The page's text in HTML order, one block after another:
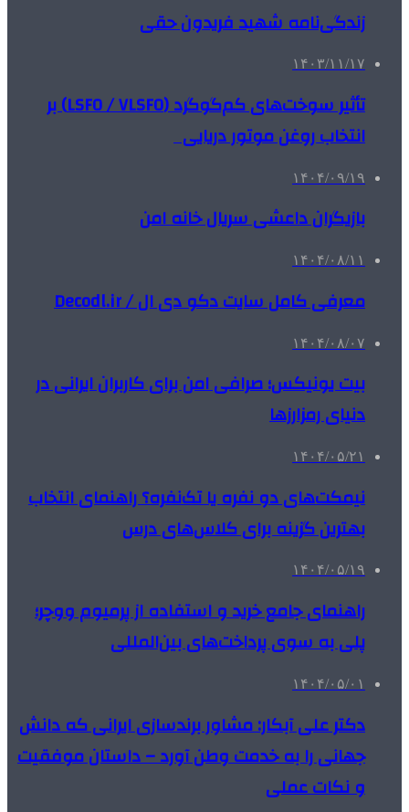
زندگی‌نامه شهید فریدون حقی
۱۴۰۳/۱۱/۱۷
تأثیر سوخت‌های کم‌گوگرد (LSFO / VLSFO) بر
انتخاب روغن موتور دریایی
۱۴۰۴/۰۹/۱۹
بازیگران داعشی سریال خانه امن
۱۴۰۴/۰۸/۱۱
معرفی کامل سایت دکو دی ال / Decodl.ir
۱۴۰۴/۰۸/۰۷
بیت یونیکس؛ صرافی امن برای کاربران ایرانی در
دنیای رمزارزها
۱۴۰۴/۰۵/۲۱
نیمکت‌های دو نفره یا تک‌نفره؟ راهنمای انتخاب
بهترین گزینه برای کلاس‌های درس
۱۴۰۴/۰۵/۱۹
راهنمای جامع خرید و استفاده از پرمیوم ووچر؛
پلی به سوی پرداخت‌های بین‌المللی
۱۴۰۴/۰۵/۰۱
دکتر علی آبکار: مشاور برندسازی ایرانی که دانش
جهانی را به خدمت وطن آورد – داستان موفقیت
و نکات عملی